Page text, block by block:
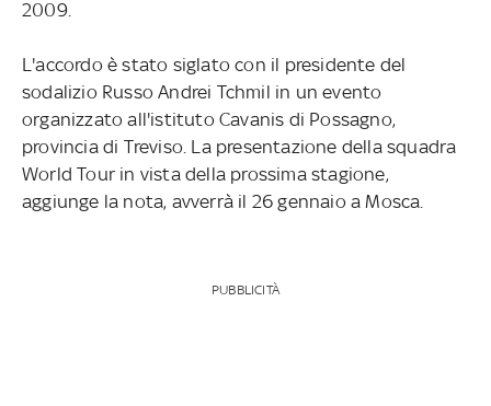
2009.
L'accordo è stato siglato con il presidente del
sodalizio Russo Andrei Tchmil in un evento
organizzato all'istituto Cavanis di Possagno,
provincia di Treviso. La presentazione della squadra
World Tour in vista della prossima stagione,
aggiunge la nota, avverrà il 26 gennaio a Mosca.
PUBBLICITÀ